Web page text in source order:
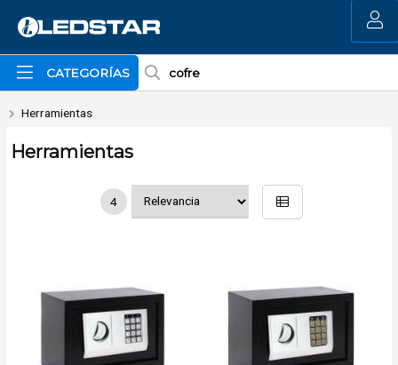
CATEGORÍAS
MI COMPRA
Herramientas
Herramientas
4